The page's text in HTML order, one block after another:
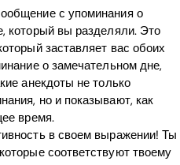
с упоминания о
который вы разделяли. Это
заставляет вас обоих
о замечательном дне,
анекдоты не только
но и показывают, как
время.
в своем выражении! Ты
соответствуют твоему